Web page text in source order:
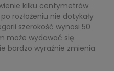
kilku centymetrów
rozłożeniu nie dotykały
szerokość wynosi 50
może wydawać się
bardzo wyraźnie zmienia